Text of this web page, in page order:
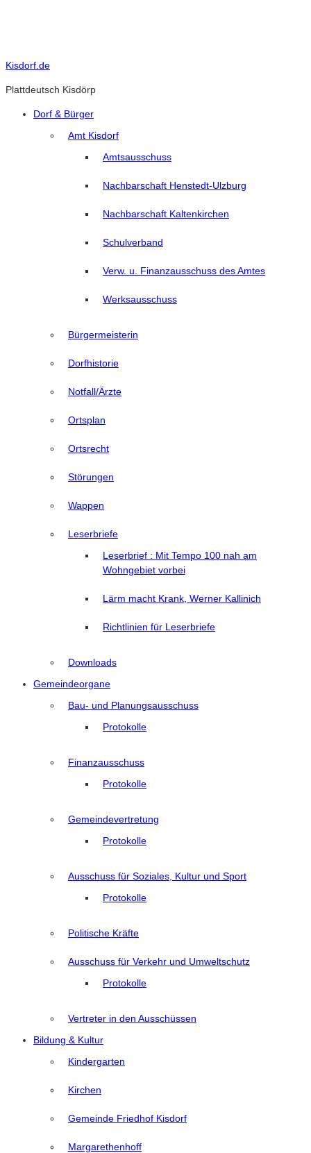
Kisdorf.de
Plattdeutsch Kisdörp
Dorf & Bürger
Amt Kisdorf
Amtsausschuss
Nachbarschaft Henstedt-Ulzburg
Nachbarschaft Kaltenkirchen
Schulverband
Verw. u. Finanzausschuss des Amtes
Werksausschuss
Bürgermeisterin
Dorfhistorie
Notfall/Ärzte
Ortsplan
Ortsrecht
Störungen
Wappen
Leserbriefe
Leserbrief : Mit Tempo 100 nah am
Wohngebiet vorbei
Lärm macht Krank, Werner Kallinich
Richtlinien für Leserbriefe
Downloads
Gemeindeorgane
Bau- und Planungsausschuss
Protokolle
Finanzausschuss
Protokolle
Gemeindevertretung
Protokolle
Ausschuss für Soziales, Kultur und Sport
Protokolle
Politische Kräfte
Ausschuss für Verkehr und Umweltschutz
Protokolle
Vertreter in den Ausschüssen
Bildung & Kultur
Kindergarten
Kirchen
Gemeinde Friedhof Kisdorf
Margarethenhoff